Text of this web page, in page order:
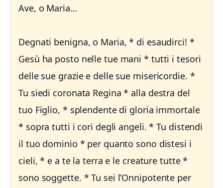
Ave, o Maria…
Degnati benigna, o Maria, * di esaudirci! *
Gesù ha posto nelle tue mani * tutti i tesori
delle sue grazie e delle sue misericordie. *
Tu siedi coronata Regina * alla destra del
tuo Figlio, * splendente di gloria immortale
* sopra tutti i cori degli angeli. * Tu distendi
il tuo dominio * per quanto sono distesi i
cieli, * e a te la terra e le creature tutte *
sono soggette. * Tu sei l’Onnipotente per